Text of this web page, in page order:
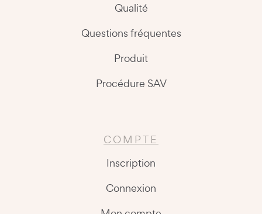
Qualité
Questions fréquentes
Produit
Procédure SAV
COMPTE
Inscription
Connexion